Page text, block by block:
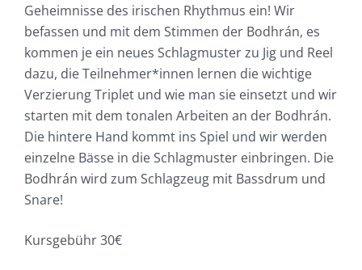
Geheimnisse des irischen Rhythmus ein! Wir
befassen und mit dem Stimmen der Bodhrán, es
kommen je ein neues Schlagmuster zu Jig und Reel
dazu, die Teilnehmer*innen lernen die wichtige
Verzierung Triplet und wie man sie einsetzt und wir
starten mit dem tonalen Arbeiten an der Bodhrán.
Die hintere Hand kommt ins Spiel und wir werden
einzelne Bässe in die Schlagmuster einbringen. Die
Bodhrán wird zum Schlagzeug mit Bassdrum und
Snare!
Kursgebühr 30€